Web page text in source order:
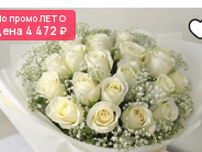
промоЛЕТО
4 472 ₽